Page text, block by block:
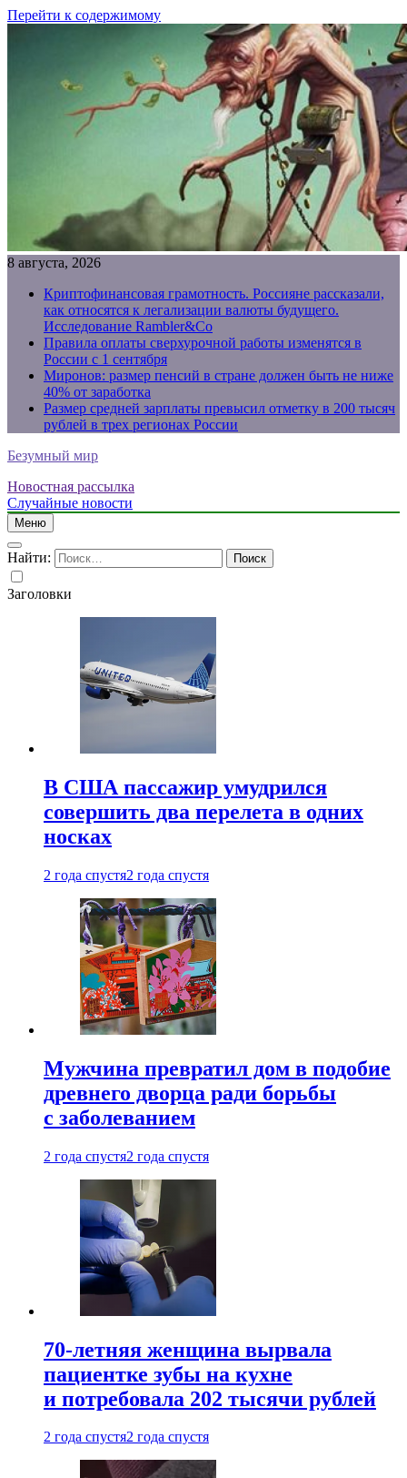
Перейти к содержимому
8 августа, 2026
Криптофинансовая грамотность. Россияне рассказали,
как относятся к легализации валюты будущего.
Исследование Rambler&Co
Правила оплаты сверхурочной работы изменятся в
России с 1 сентября
Миронов: размер пенсий в стране должен быть не ниже
40% от заработка
Размер средней зарплаты превысил отметку в 200 тысяч
рублей в трех регионах России
Безумный мир
Новостная рассылка
Случайные новости
Меню
Найти:
Заголовки
В США пассажир умудрился
совершить два перелета в одних
носках
2 года спустя2 года спустя
Мужчина превратил дом в подобие
древнего дворца ради борьбы
с заболеванием
2 года спустя2 года спустя
70-летняя женщина вырвала
пациентке зубы на кухне
и потребовала 202 тысячи рублей
2 года спустя2 года спустя